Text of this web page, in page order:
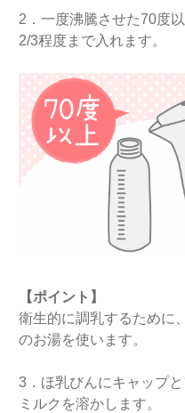
2．一度沸騰させた70度
2/3程度まで入れます。
【ポイント】
衛生的に調乳するために
のお湯を使います。
3．ほ乳びんにキャップ
ミルクを溶かします。